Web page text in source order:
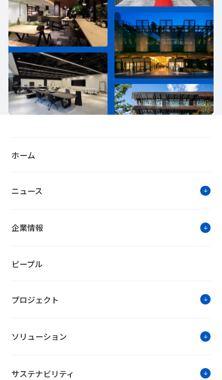
ホーム
ニュース
企業情報
ピープル
プロジェクト
ソリューション
サステナビリティ